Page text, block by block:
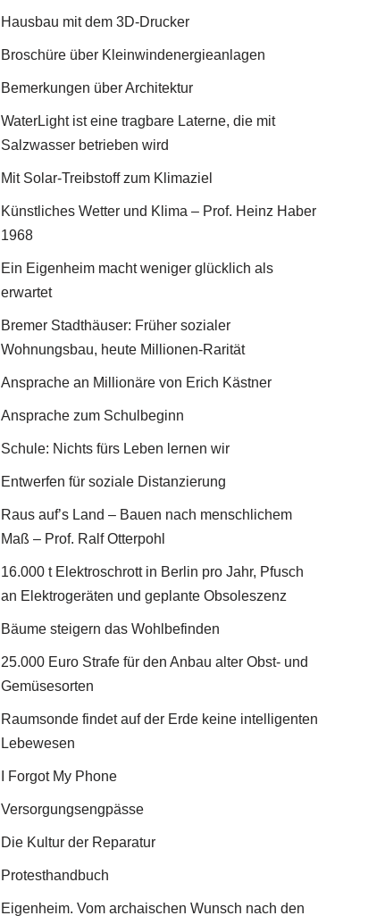
Hausbau mit dem 3D-Drucker
Broschüre über Kleinwindenergieanlagen
Bemerkungen über Architektur
WaterLight ist eine tragbare Laterne, die mit
Salzwasser betrieben wird
Mit Solar-Treibstoff zum Klimaziel
Künstliches Wetter und Klima – Prof. Heinz Haber
1968
Ein Eigenheim macht weniger glücklich als
erwartet
Bremer Stadthäuser: Früher sozialer
Wohnungsbau, heute Millionen-Rarität
Ansprache an Millionäre von Erich Kästner
Ansprache zum Schulbeginn
Schule: Nichts fürs Leben lernen wir
Entwerfen für soziale Distanzierung
Raus auf’s Land – Bauen nach menschlichem
Maß – Prof. Ralf Otterpohl
16.000 t Elektroschrott in Berlin pro Jahr, Pfusch
an Elektrogeräten und geplante Obsoleszenz
Bäume steigern das Wohlbefinden
25.000 Euro Strafe für den Anbau alter Obst- und
Gemüsesorten
Raumsonde findet auf der Erde keine intelligenten
Lebewesen
I Forgot My Phone
Versorgungsengpässe
Die Kultur der Reparatur
Protesthandbuch
Eigenheim. Vom archaischen Wunsch nach den